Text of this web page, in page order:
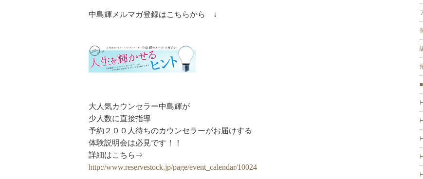
中島輝メルマガ登録はこちらから ↓
大人気カウンセラー中島輝が
少人数に直接指導
予約２００人待ちのカウンセラーがお届けする
体験説明会は必見です！！
詳細はこちら⇒
http://www.reservestock.jp/page/event_calendar/10024